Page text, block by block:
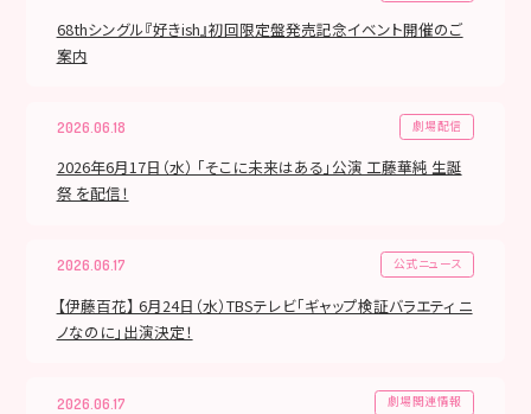
68thシングル『好きish』初回限定盤発売記念イベント開催のご
案内
2026.06.18 劇場配信
2026年6月17日（水） 「そこに未来はある」公演 工藤華純 生誕
祭 を配信！
2026.06.17 公式ニュース
【伊藤百花】 6月24日（水）TBSテレビ「ギャップ検証バラエティ ニ
ノなのに」出演決定！
2026.06.17 劇場関連情報